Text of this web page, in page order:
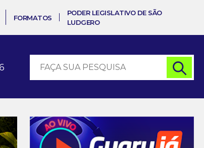
FORMATOS
PODER LEGISLATIVO DE SÃO
LUDGERO